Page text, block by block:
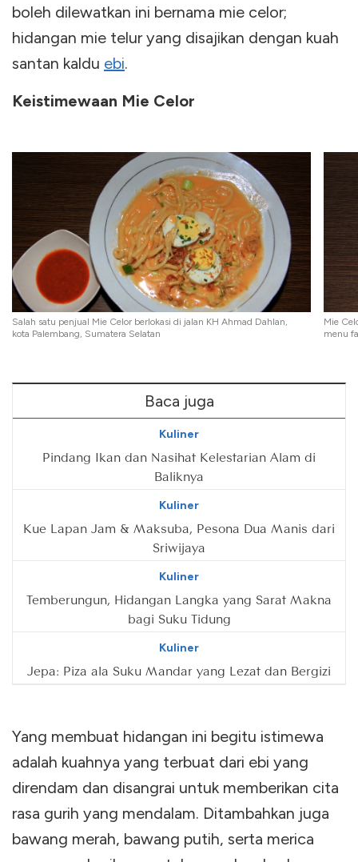
boleh dilewatkan ini bernama mie celor;
hidangan mie telur yang disajikan dengan kuah
santan kaldu ebi.
Keistimewaan Mie Celor
Salah satu penjual Mie Celor berlokasi di jalan KH Ahmad Dahlan,
kota Palembang, Sumatera Selatan
Mie
menu
Baca juga
Kuliner
Pindang Ikan dan Nasihat Kelestarian Alam di
Baliknya
Kuliner
Kue Lapan Jam & Maksuba, Pesona Dua Manis dari
Sriwijaya
Kuliner
Temberungun, Hidangan Langka yang Sarat Makna
bagi Suku Tidung
Kuliner
Jepa: Piza ala Suku Mandar yang Lezat dan Bergizi
Yang membuat hidangan ini begitu istimewa
adalah kuahnya yang terbuat dari ebi yang
direndam dan disangrai untuk memberikan cita
rasa gurih yang mendalam. Ditambahkan juga
bawang merah, bawang putih, serta merica